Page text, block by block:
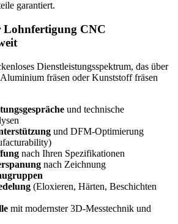
garantiert.
Lohnfertigung CNC
Dienstleistungsspektrum, das über
fräsen oder Kunststoff fräsen
und technische
und DFM-Optimierung
nach Ihren Spezifikationen
nach Zeichnung
(Eloxieren, Härten, Beschichten
mit modernster 3D-Messtechnik und